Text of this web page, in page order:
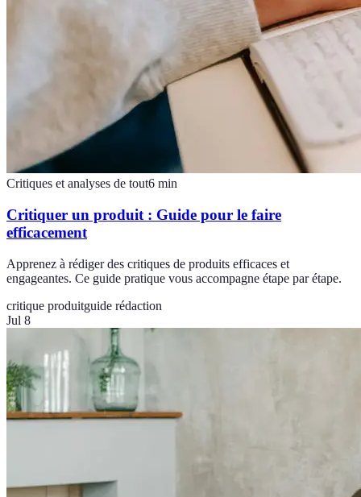
Critiques et analyses de tout6 min
Critiquer un produit : Guide pour le faire
efficacement
Apprenez à rédiger des critiques de produits efficaces et
engageantes. Ce guide pratique vous accompagne étape par étape.
critique produitguide rédaction
Jul 8